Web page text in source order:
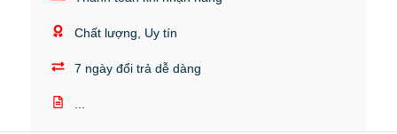
Chất lượng, Uy tín
7 ngày đổi trả dễ dàng
...